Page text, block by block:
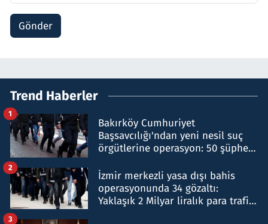
Gönder
Trend Haberler
Bakırköy Cumhuriyet
Başsavcılığı'ndan yeni nesil suç
örgütlerine operasyon: 50 şüpheli
1
İzmir merkezli yasa dışı bahis
operasyonunda 34 gözaltı:
Yaklaşık 2 Milyar liralık para trafiği
2
3